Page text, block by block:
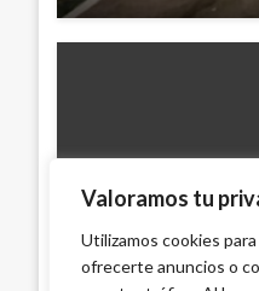
Valoramos tu
Utilizamos cookies
ofrecerte anuncios o
CONFLICTO ARMADO
Continúan
guerrilleros